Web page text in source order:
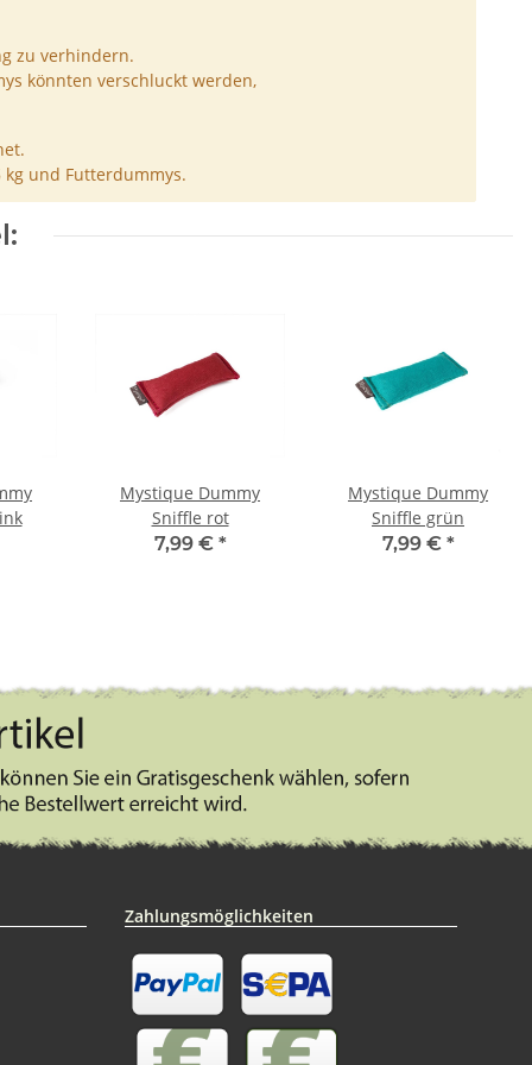
zu verhindern.
könnten verschluckt werden,
kg und Futterdummys.
Mystique Dummy
Sniffle rot
7,99 € *
Mystique Dummy
Sniffle grün
7,99 € *
Zahlungsmöglichkeiten